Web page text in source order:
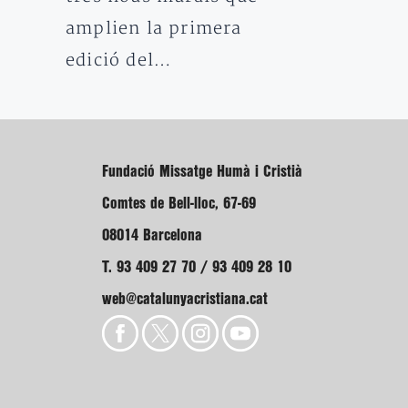
amplien la primera
edició del…
Fundació Missatge Humà i Cristià
Comtes de Bell-lloc, 67-69
08014 Barcelona
T. 93 409 27 70 / 93 409 28 10
web@catalunyacristiana.cat